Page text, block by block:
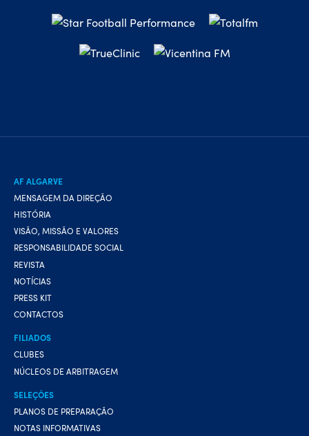
AF ALGARVE
MENSAGEM DA DIREÇÃO
HISTÓRIA
VISÃO, MISSÃO E VALORES
RESPONSABILIDADE SOCIAL
REVISTA
NOTÍCIAS
PRESS KIT
CONTACTOS
FILIADOS
CLUBES
NÚCLEOS DE ARBITRAGEM
SELEÇÕES
PLANOS DE PREPARAÇÃO
NOTAS INFORMATIVAS